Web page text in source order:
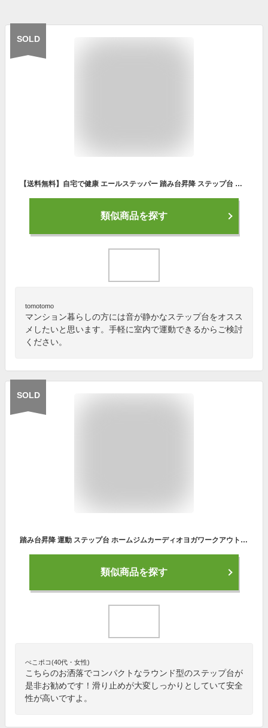
SOLD
【送料無料】自宅で健康 エールステッパー 踏み台昇降 ステップ台 ステッパー ダイエット 有酸素運動 室内 エクササイズ 【あす楽対応】
類似商品を探す
tomotomo
マンション暮らしの方には音が静かなステップ台をオスス
メしたいと思います。手軽に室内で運動できるからご検討
ください。
SOLD
踏み台昇降 運動 ステップ台 ホームジムカーディオヨガワークアウトトレーナーのための安定したベースと滑り止めのデザインを備えたラウンドエアロビックステッププラットフォーム
類似商品を探す
ぺこポコ(40代・女性)
こちらのお洒落でコンパクトなラウンド型のステップ台が
是非お勧めです！滑り止めが大変しっかりとしていて安全
性が高いですよ。